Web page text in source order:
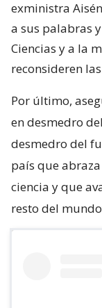
exministra
a sus palabras
Ciencias y a la
reconsideren
Por último,
en desmedro
desmedro del
país que
ciencia y que
resto del